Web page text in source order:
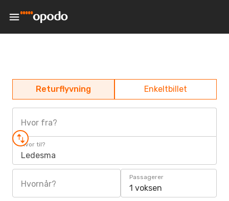
Returflyvning Enkeltbillet
Hvor fra?
Hvor til?
Ledesma
Hvornår?
Passagerer
1 voksen